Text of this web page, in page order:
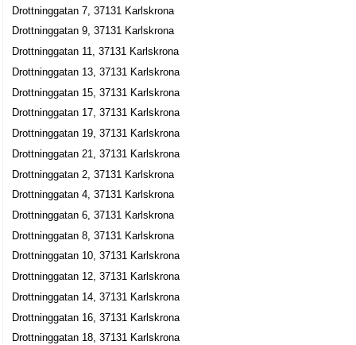
Nils-Bertil Resebo
0455-56136
Drottninggatan 14 A Lgh 1501, 37131 Karlskrona
AND Advertising
Bengt Mathias Victor Andersson
Drottninggatan 14 B, 37131 Karlskrona
Bestajl HB
Drottninggatan 14 B, 37131 Karlskrona
Roland Hultgren Konsultation HB
0455-25505
Drottninggatan 14 B, 37131 Karlskrona
Bodelsson Consulting AB
Karin Margareta Hansson
0455-18481
Psykologhuset i Karlskrona HB
Drottninggatan 7, 37131 Karlskrona
Drottninggatan 9, 37131 Karlskrona
Drottninggatan 11, 37131 Karlskrona
Drottninggatan 13, 37131 Karlskrona
Drottninggatan 15, 37131 Karlskrona
Drottninggatan 17, 37131 Karlskrona
Drottninggatan 19, 37131 Karlskrona
Drottninggatan 21, 37131 Karlskrona
Drottninggatan 2, 37131 Karlskrona
Drottninggatan 4, 37131 Karlskrona
Drottninggatan 6, 37131 Karlskrona
Drottninggatan 8, 37131 Karlskrona
Drottninggatan 10, 37131 Karlskrona
Drottninggatan 12, 37131 Karlskrona
Drottninggatan 14, 37131 Karlskrona
Drottninggatan 16, 37131 Karlskrona
Drottninggatan 18, 37131 Karlskrona